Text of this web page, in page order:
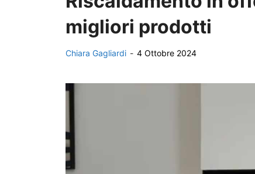
migliori prodotti
Chiara Gagliardi - 4 Ottobre 2024